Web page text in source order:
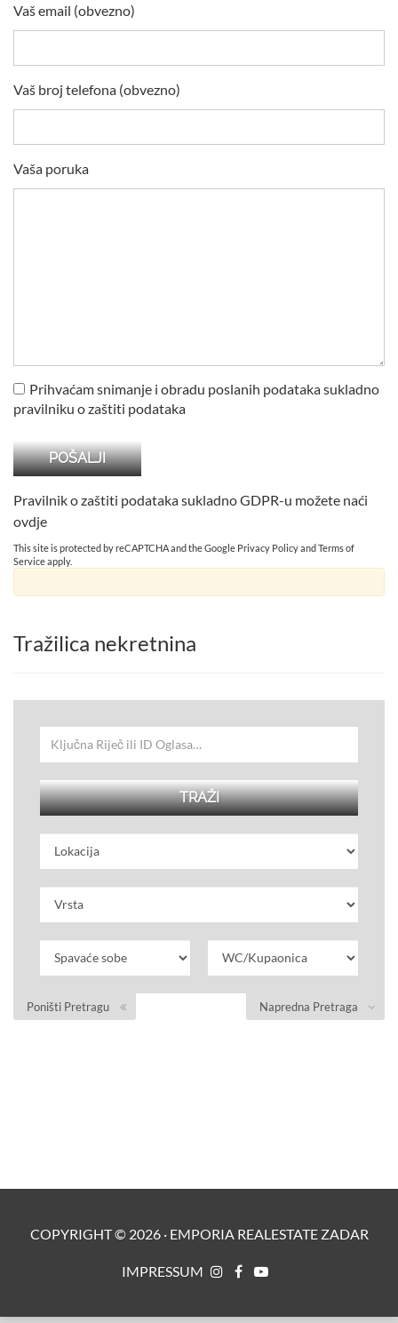
Vaš email (obvezno)
Vaš broj telefona (obvezno)
Vaša poruka
Prihvaćam snimanje i obradu poslanih podataka sukladno
pravilniku o zaštiti podataka
Pravilnik o zaštiti podataka sukladno GDPR-u možete naći
ovdje
This site is protected by reCAPTCHA and the Google Privacy Policy andTerms of
Service apply.
Tražilica nekretnina
Napredna Pretraga
Poništi Pretragu
COPYRIGHT © 2026· EMPORIA REALESTATE ZADAR
IMPRESSUM